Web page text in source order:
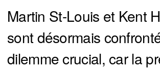
Martin St-Louis et Kent
sont désormais
dilemme crucial, car la